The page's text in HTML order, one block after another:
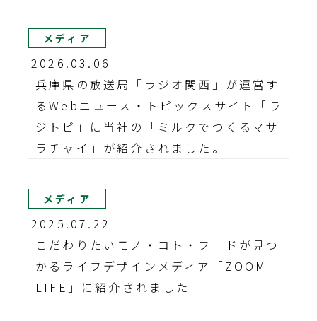
メディア
2026.03.06
兵庫県の放送局「ラジオ関西」が運営す
るWebニュース・トピックスサイト「ラ
ジトピ」に当社の「ミルクでつくるマサ
ラチャイ」が紹介されました。
メディア
2025.07.22
こだわりたいモノ・コト・フードが見つ
かるライフデザインメディア「ZOOM
LIFE」に紹介されました